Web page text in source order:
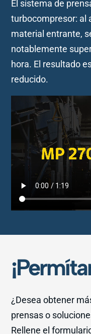
El sistema de
turbocompresor: al
material entrante,
notablemente
hora. El resultado
reducido.
¿Desea obtener
prensas o
Rellene el